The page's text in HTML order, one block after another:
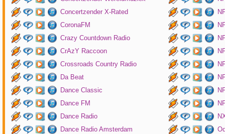
Concertzender X-Rated
CoronaFM
Crazy Countdown Radio
CrAzY Raccoon
Crossroads Country Radio
Da Beat
Dance Classic
Dance FM
Dance Radio
Dance Radio Amsterdam